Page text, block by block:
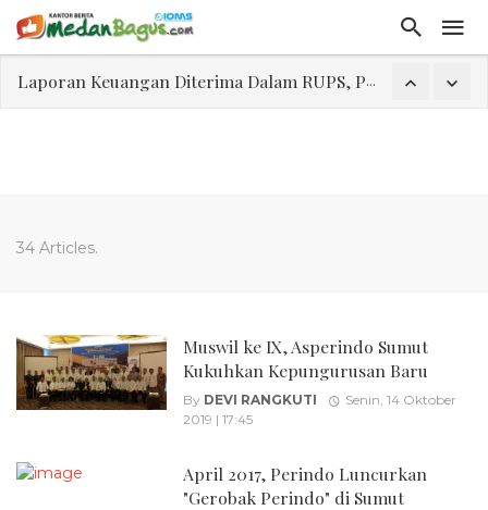
Laporan Keuangan Diterima Dalam RUPS, Pelaporan Hingga Penahanan Mantan Direktur PT GKS Dinilai Rancu
34 Articles.
Muswil ke IX, Asperindo Sumut
Kukuhkan Kepungurusan Baru
By DEVI RANGKUTI
Senin, 14 Oktober
2019 | 17:45
April 2017, Perindo Luncurkan
"Gerobak Perindo" di Sumut